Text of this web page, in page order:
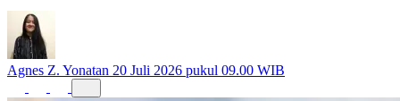
Agnes Z. Yonatan 20 Juli 2026 pukul 09.00 WIB